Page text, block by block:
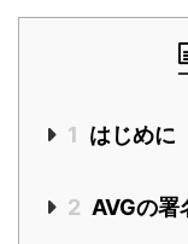
1 はじめに
2 AVGの署